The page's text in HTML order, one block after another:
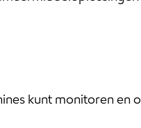
kunt monitoren en